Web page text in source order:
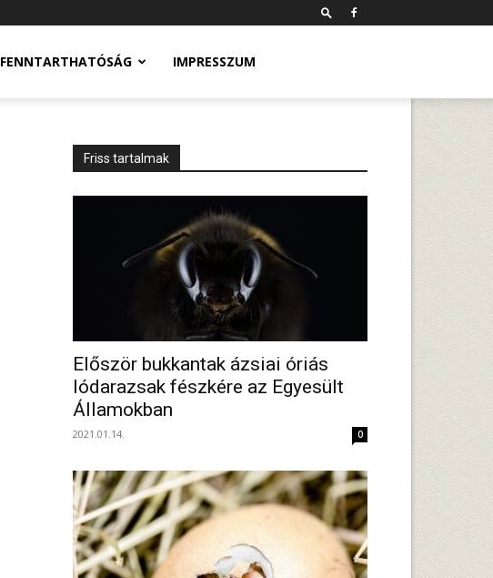
FENNTARTHATÓSÁG IMPRESSZUM
Friss tartalmak
Először bukkantak ázsiai óriás
lódarazsak fészkére az Egyesült
Államokban
2021.01.14. 0